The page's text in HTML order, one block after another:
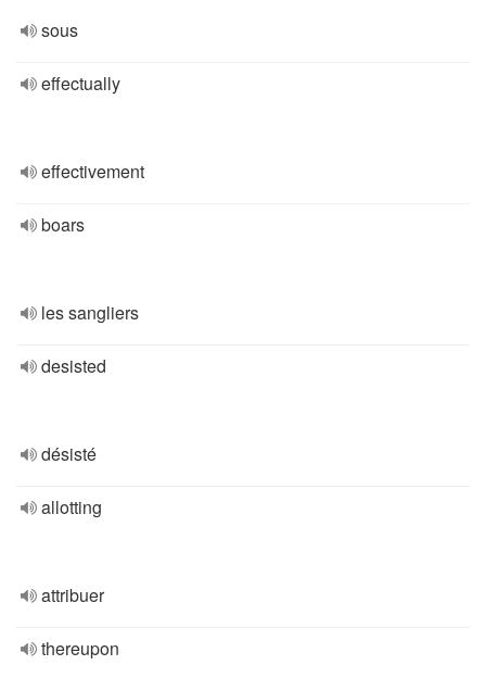
sous
effectually
effectivement
boars
les sangliers
desisted
désisté
allotting
attribuer
thereupon